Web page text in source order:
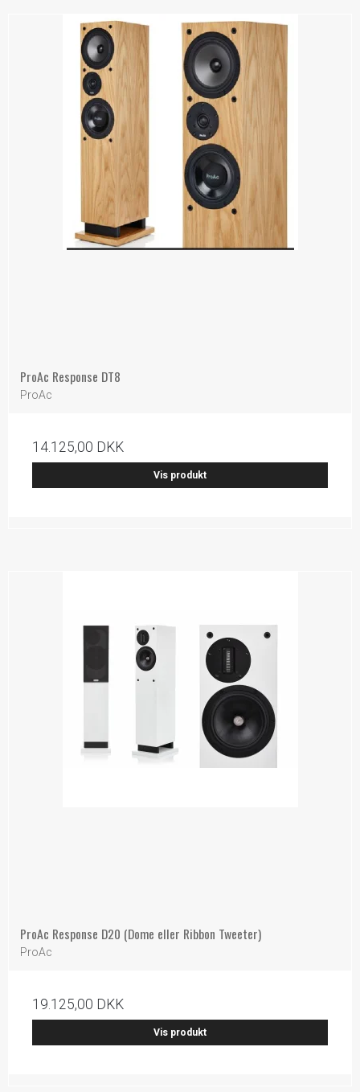
ProAc Response DT8
ProAc
14.125,00 DKK
Vis produkt
ProAc Response D20 (Dome eller Ribbon Tweeter)
ProAc
19.125,00 DKK
Vis produkt